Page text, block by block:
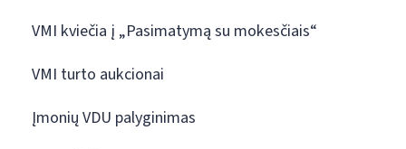
VMI kviečia į „Pasimatymą su mokesčiais“
VMI turto aukcionai
Įmonių VDU palyginimas